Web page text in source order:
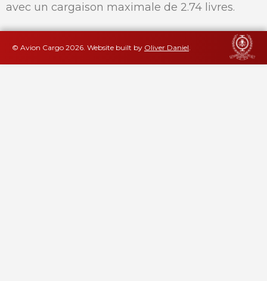
avec un cargaison maximale de 2.74 livres.
© Avion Cargo 2026 Website built by Oliver Daniel